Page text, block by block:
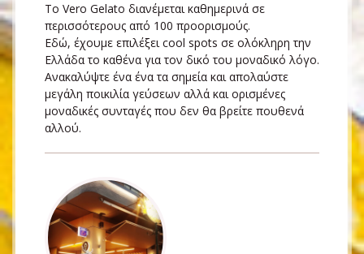
Τo Vero Gelato διανέμεται καθημερινά σε
περισσότερους από 100 προορισμούς.
Εδώ, έχουμε επιλέξει cool spots σε ολόκληρη την
Ελλάδα το καθένα για τον δικό του μοναδικό λόγο.
Ανακαλύψτε ένα ένα τα σημεία και απολαύστε
μεγάλη ποικιλία γεύσεων αλλά και ορισμένες
μοναδικές συνταγές που δεν θα βρείτε πουθενά
αλλού.